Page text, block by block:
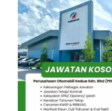
Update Jawatan
Cara
Permohonan
melalui
boleh
disediakan